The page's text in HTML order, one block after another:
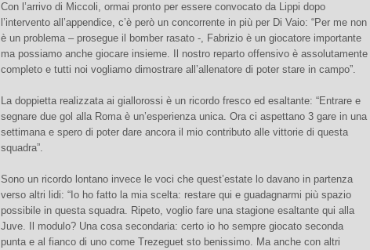
Con l’arrivo di Miccoli, ormai pronto per essere convocato da Lippi dopo
l’intervento all’appendice, c’è però un concorrente in più per Di Vaio: “Per me non
è un problema – prosegue il bomber rasato -, Fabrizio è un giocatore importante
ma possiamo anche giocare insieme. Il nostro reparto offensivo è assolutamente
completo e tutti noi vogliamo dimostrare all’allenatore di poter stare in campo”.
La doppietta realizzata ai giallorossi è un ricordo fresco ed esaltante: “Entrare e
segnare due gol alla Roma è un’esperienza unica. Ora ci aspettano 3 gare in una
settimana e spero di poter dare ancora il mio contributo alle vittorie di questa
squadra”.
Sono un ricordo lontano invece le voci che quest’estate lo davano in partenza
verso altri lidi: “Io ho fatto la mia scelta: restare qui e guadagnarmi più spazio
possibile in questa squadra. Ripeto, voglio fare una stagione esaltante qui alla
Juve. Il modulo? Una cosa secondaria: certo io ho sempre giocato seconda
punta e al fianco di uno come Trezeguet sto benissimo. Ma anche con altri